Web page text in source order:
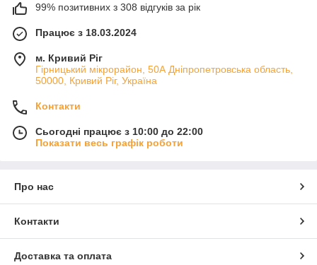
99% позитивних з 308 відгуків за рік
Працює з 18.03.2024
м. Кривий Ріг
Гірницький мікрорайон, 50А Дніпропетровська область,
50000, Кривий Ріг, Україна
Контакти
Сьогодні працює з 10:00 до 22:00
Показати весь графік роботи
Про нас
Контакти
Доставка та оплата